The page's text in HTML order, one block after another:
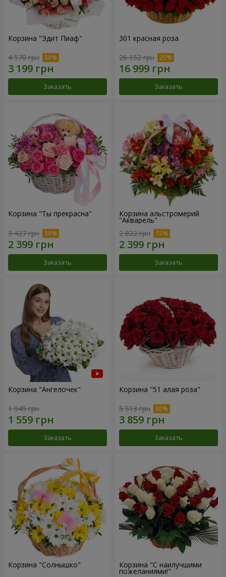
Корзина "Эдит Пиаф"
4 570 грн
Заказать
301 красная роза
26 152 грн
Заказать
Корзина "Ты прекрасна"
3 427 грн
Заказать
Корзина альстромерий
"Акварель"
2 822 грн
Заказать
Корзина "Ангелочек"
1 949 грн
Заказать
Корзина "51 алая роза"
5 513 грн
Заказать
Корзина "Солнышко" Корзина "С наилучшими
пожеланиями!"